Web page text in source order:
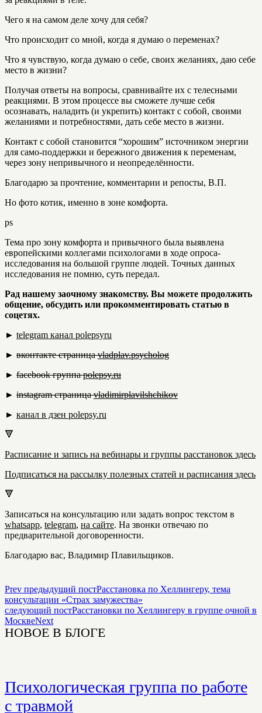
Чего я на самом деле хочу для себя?
Что происходит со мной, когда я думаю о переменах?
Что я чувствую, когда думаю о себе, своих желаниях, даю себе
место в жизни?
Получая ответы на вопросы, сравнивайте их с телесными
реакциями. В этом процессе вы сможете лучше себя
осознавать, наладить (и укрепить) контакт с собой, своими
желаниями и потребностями, дать себе место в жизни.
Контакт с собой становится “хорошим” источником энергии
для само-поддержки и бережного движения к переменам,
через зону непривычного и неопределённости.
Благодарю за прочтение, комментарии и репосты, В.П.
Но фото котик, именно в зоне комфорта.
ps
Тема про зону комфорта и привычного была выявлена
европейскими коллегами психологами в ходе опроса-
исследования на большой группе людей. Точных данных
исследования не помню, суть передал.
Рад нашему заочному знакомству. Вы можете продолжить
общение, обсудить или прокомментировать статью в
соцетях.
► telegram канал polepsyru
► вконтакте страницаvladplav.psycholog
► facebook группаpolepsy.ru
► instagram страницаvladimirplavilshchikov
► канал в дзен polepsy.ru
🔻
Расписание и запись на вебинары и группы расстановок здесь
Подписаться на рассылку полезных статей и расписания здесь
🔻
Записаться на консультацию или задать вопрос текстом в
whatsapp, telegram, на сайте. На звонки отвечаю по
предварительной договоренности.
Благодарю вас, Владимир Плавильщиков.
Prev предыдущий постРасстановка по Хеллингеру, тема
консультации «Cтрах замужества»
следующий постРасстановки по Хеллингеру в группе очной в
МосквеNext
НОВОЕ В БЛОГЕ
Психологическая группа по работе
с травмой